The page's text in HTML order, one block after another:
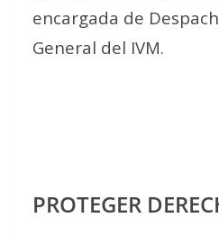
encargada de
General del IVM.
PROTEGER